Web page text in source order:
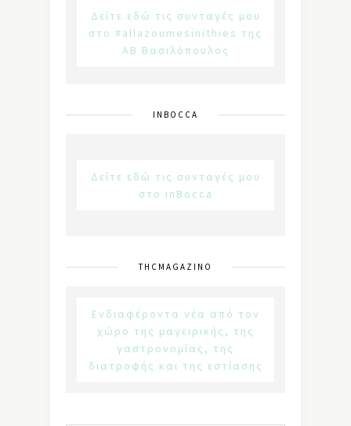
Δείτε εδώ τις συνταγές μου
στο #allazoumesinithies της
ΑΒ Βασιλόπουλος
INBOCCA
Δείτε εδώ τις συνταγές μου
στο inBocca
THCMAGAZINO
Ενδιαφέροντα νέα από τον
χώρο της μαγειρικής, της
γαστρονομίας, της
διατροφής και της εστίασης